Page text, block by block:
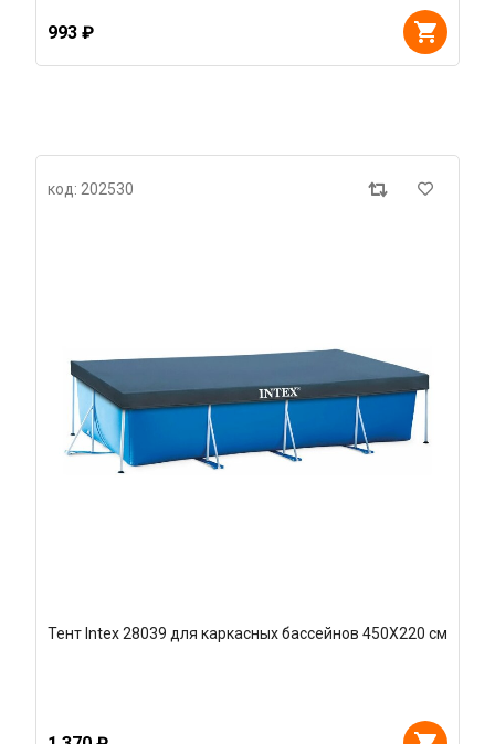
993 ₽
код: 202530
Тент Intex 28039 для каркасных бассейнов 450Х220 см